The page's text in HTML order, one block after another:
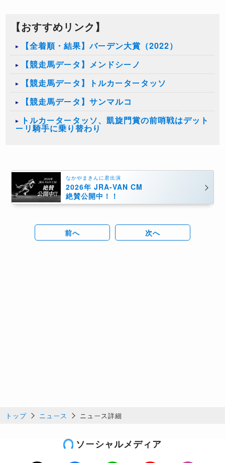
【おすすめリンク】
【全着順・結果】バーデン大賞（2022）
【競走馬データ】メンドシーノ
【競走馬データ】トルカータータッソ
【競走馬データ】サンマルコ
トルカータータッソ、凱旋門賞の前哨戦はデット
ーリ騎手に乗り替わり
なかやまきんに君出演
2026年 JRA-VAN CM
絶賛公開中！！
前へ 次へ
トップ ニュース ニュース詳細
ソーシャルメディア